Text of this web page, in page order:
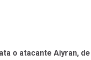
o atacante Aiyran,